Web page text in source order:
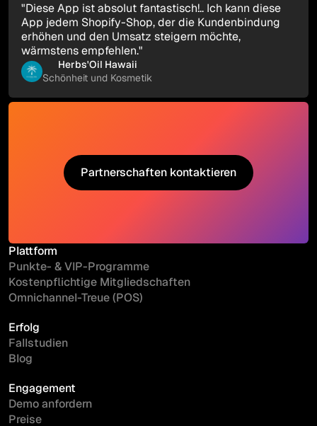
"Diese App ist absolut fantastisch!.. Ich kann diese
App jedem Shopify-Shop, der die Kundenbindung
erhöhen und den Umsatz steigern möchte,
wärmstens empfehlen."
Herbs'Oil Hawaii
Schönheit und Kosmetik
Partnerschaften kontaktieren
Partnerschaften kontaktieren
Plattform
Punkte- & VIP-Programme
Kostenpflichtige Mitgliedschaften
Omnichannel-Treue (POS)
Erfolg
Fallstudien
Blog
Engagement
Demo anfordern
Preise